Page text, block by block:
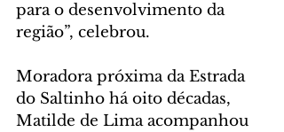
para o desenvolvimento da
região”, celebrou.
Moradora próxima da Estrada
do Saltinho há oito décadas,
Matilde de Lima acompanhou